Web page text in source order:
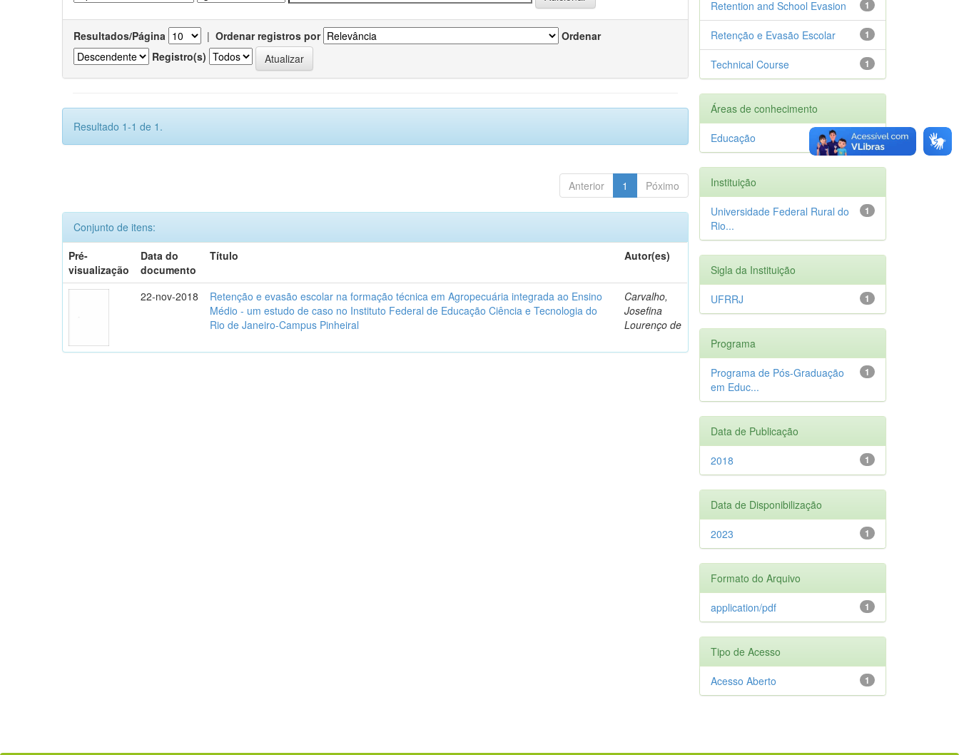
Resultados/Página | Ordenar registros por
Ordenar
Registro(s)
Resultado 1-1 de 1.
Anterior 1 Póximo
Conjunto de itens:
Pré-
visualização
Data do
documento
Título Autor(es)
22-nov-2018
Retenção e evasão escolar na formação técnica em Agropecuária integrada ao Ensino
Médio - um estudo de caso no Instituto Federal de Educação Ciência e Tecnologia do
Rio de Janeiro-Campus Pinheiral
Carvalho,
Josefina
Lourenço de
1
Retention and School Evasion
1
Retenção e Evasão Escolar
1
Technical Course
Áreas de conhecimento
1
Educação
Instituição
1
Universidade Federal Rural do
Rio...
Sigla da Instituição
1
UFRRJ
Programa
1
Programa de Pós-Graduação
em Educ...
Data de Publicação
1
2018
Data de Disponibilização
1
2023
Formato do Arquivo
1
application/pdf
Tipo de Acesso
1
Acesso Aberto